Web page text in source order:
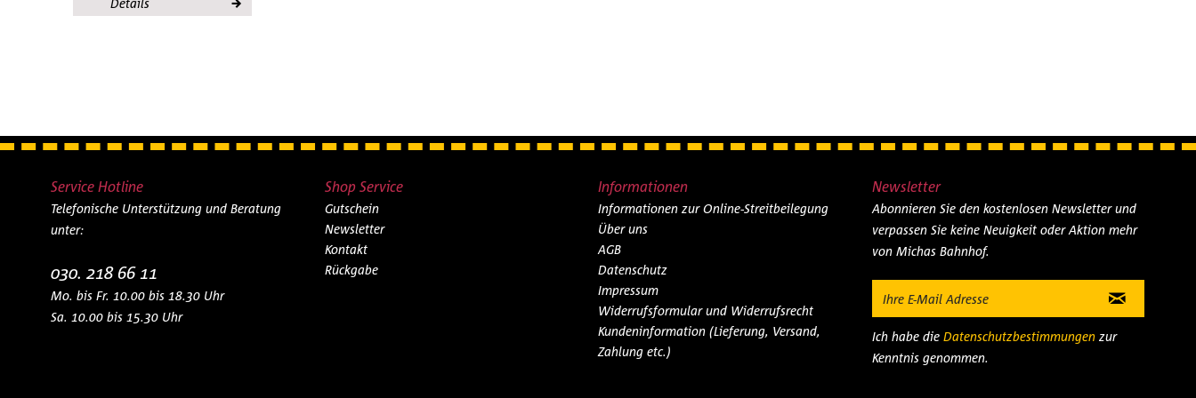
Service Hotline
Telefonische Unterstützung und Beratung
unter:
030. 218 66 11
Mo. bis Fr. 10.00 bis 18.30 Uhr
Sa. 10.00 bis 15.30 Uhr
Shop Service
Gutschein
Newsletter
Kontakt
Rückgabe
Informationen
Informationen zur Online-Streitbeilegung
Über uns
AGB
Datenschutz
Impressum
Widerrufsformular und Widerrufsrecht
Kundeninformation (Lieferung, Versand,
Zahlung etc.)
Newsletter
Abonnieren Sie den kostenlosen Newsletter und
verpassen Sie keine Neuigkeit oder Aktion mehr
von Michas Bahnhof.
Ich habe die Datenschutzbestimmungenzur
Kenntnis genommen.